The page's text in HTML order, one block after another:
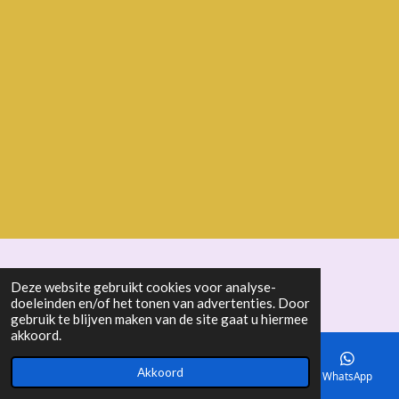
Deze website gebruikt cookies voor analyse-
doeleinden en/of het tonen van advertenties. Door
gebruik te blijven maken van de site gaat u hiermee
akkoord.
Akkoord
© 2018 - 2026 seniorenbond "De Ertepeller"
Telefoonnummer WhatsApp